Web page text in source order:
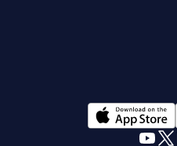
(opens in a new tab)